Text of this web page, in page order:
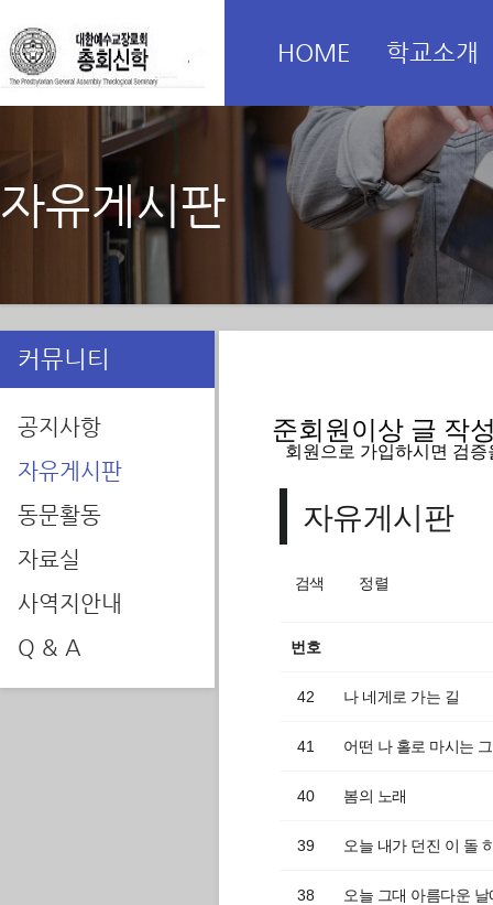
HOME 학교소개
자유게시판
커뮤니티
공지사항
자유게시판
동문활동
자료실
사역지안내
Q & A
준회원이상 글 작
회원으로 가입하시면 검
자유게시판
검색 정렬
번호
42 나 네게로 가는 길
41 어떤 나 홀로 마시는
40 봄의 노래
39 오늘 내가 던진 이 돌
38 오늘 그대 아름다운 날